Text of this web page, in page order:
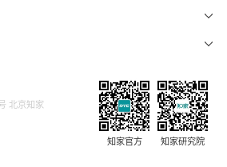
营销⼤赛（2022年）效果营销 银奖